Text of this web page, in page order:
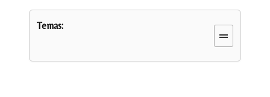
Temas: